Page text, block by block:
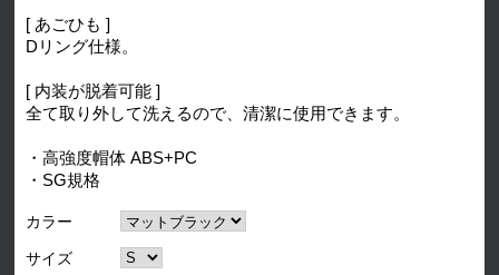
[ あごひも ]
Dリング仕様。
[ 内装が脱着可能 ]
全て取り外して洗えるので、清潔に使用できます。
・高強度帽体 ABS+PC
・SG規格
カラー
サイズ